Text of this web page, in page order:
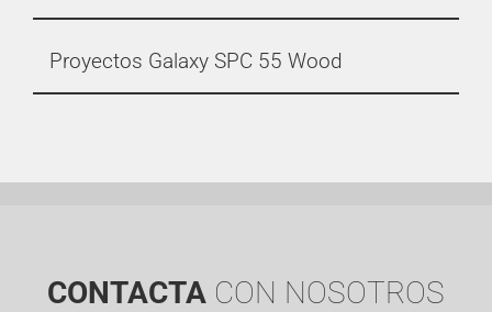
Proyectos Galaxy SPC 55 Wood
CONTACTA CON NOSOTROS